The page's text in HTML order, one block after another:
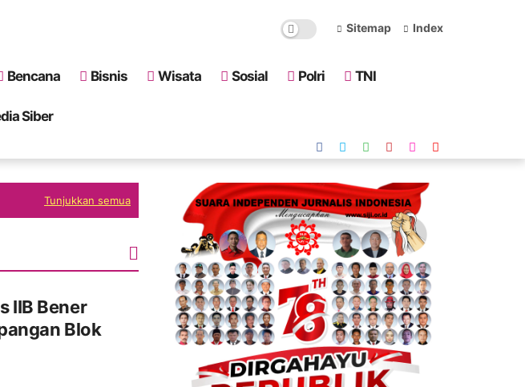
Sitemap Index
Bencana Bisnis Wisata Sosial Polri TNI
Siber
Tunjukkan semua
IIB Bener
Blok